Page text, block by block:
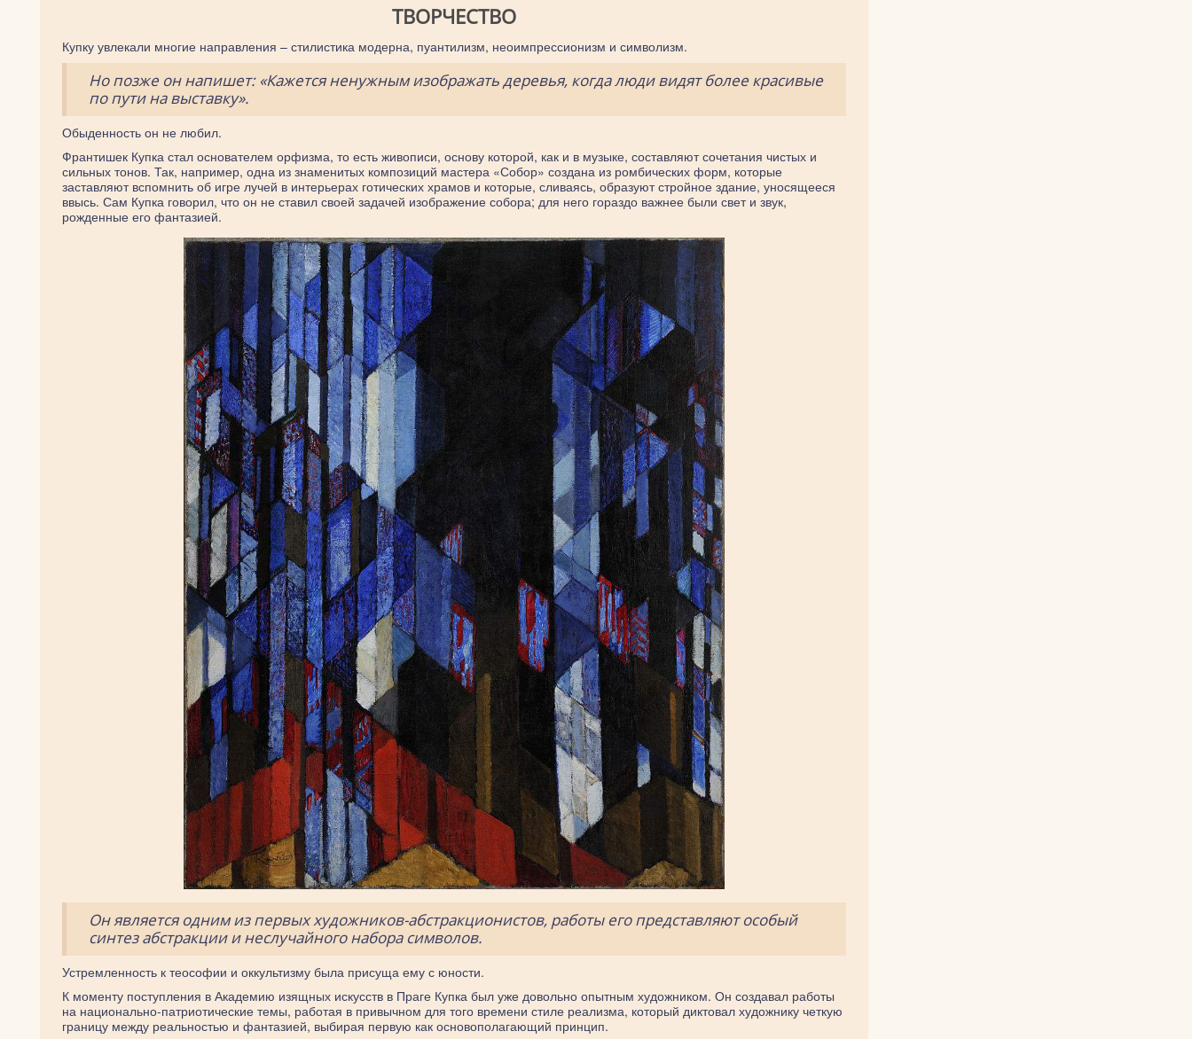
ТВОРЧЕСТВО
Купку увлекали многие направления – стилистика модерна, пуантилизм, неоимпрессионизм и символизм.
Но позже он напишет: «Кажется ненужным изображать деревья, когда люди видят более красивые
по пути на выставку».
Обыденность он не любил.
Франтишек Купка стал основателем орфизма, то есть живописи, основу которой, как и в музыке, составляют сочетания чистых и
сильных тонов. Так, например, одна из знаменитых композиций мастера «Собор» создана из ромбических форм, которые
заставляют вспомнить об игре лучей в интерьерах готических храмов и которые, сливаясь, образуют стройное здание, уносящееся
ввысь. Сам Купка говорил, что он не ставил своей задачей изображение собора; для него гораздо важнее были свет и звук,
рожденные его фантазией.
Он является одним из первых художников-абстракционистов, работы его представляют особый
синтез абстракции и неслучайного набора символов.
Устремленность к теософии и оккультизму была присуща ему с юности.
К моменту поступления в Академию изящных искусств в Праге Купка был уже довольно опытным художником. Он создавал работы
на национально-патриотические темы, работая в привычном для того времени стиле реализма, который диктовал художнику четкую
границу между реальностью и фантазией, выбирая первую как основополагающий принцип.